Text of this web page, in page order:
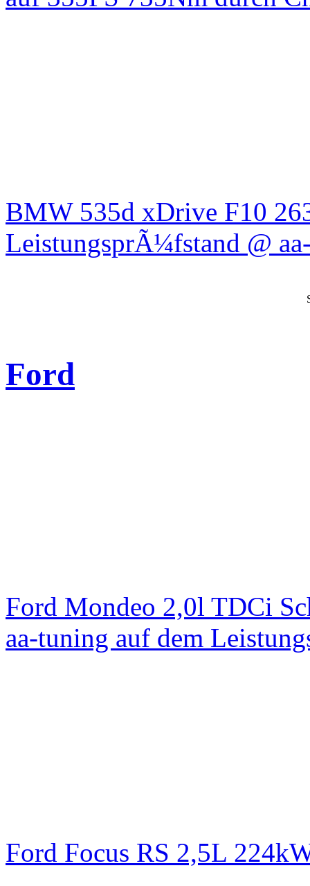
BMW 535d xDrive F10
LeistungsprÃ¼fstand @
Ford
Ford Mondeo 2,0l TDCi
aa-tuning auf dem
Ford Focus RS 2,5L